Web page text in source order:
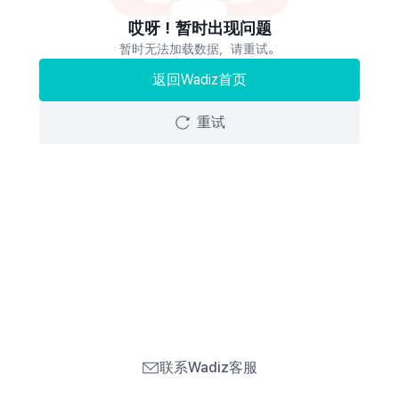
哎呀！暂时出现问题
暂时无法加载数据，请重试。
返回Wadiz首页
重试
联系Wadiz客服